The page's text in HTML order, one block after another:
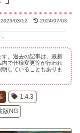
2023/03/12 2024/07/03
。過去の記事は、最新
で仕様変更等が行われ
していることもありま
1.4.3
版NG